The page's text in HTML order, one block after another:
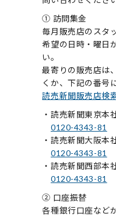
① 訪問集金
毎月販売店のスタ
希望の日時・曜日
い。
最寄りの販売店は
くか、下記の番号
読売新聞販売店検
・読売新聞東京本
0120-4343-81
・読売新聞大阪本
0120-4343-81
・読売新聞西部本
0120-4343-81
② 口座振替
各種銀行口座など